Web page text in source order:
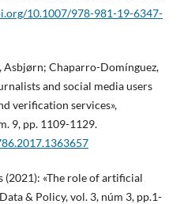
10.1007/978-981-19-6347-
Asbjørn; Chaparro-Domínguez,
and social media users
verification services»,
9, pp. 1109-1129.
(2021): «The role of artificial
& Policy, vol. 3, núm 3, pp.1-